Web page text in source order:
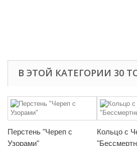
В ЭТОЙ КАТЕГОРИИ 30
Перстень "Череп с
Узорами"
Кольцо с